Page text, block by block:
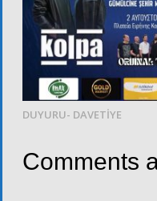
DUYURU- DAVETİYE
Comments